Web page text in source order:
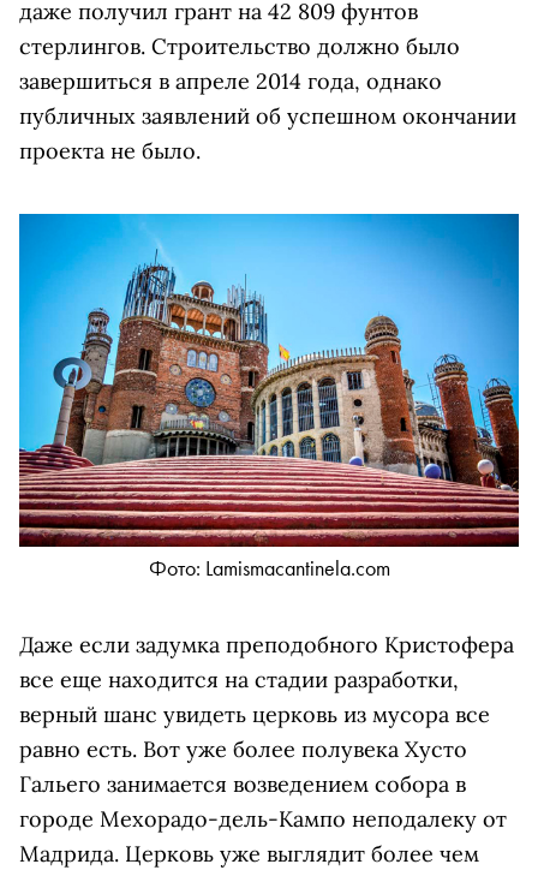
даже получил грант на 42 809 фунтов
стерлингов. Строительство должно было
завершиться в апреле 2014 года, однако
публичных заявлений об успешном окончании
проекта не было.
Фото: Lamismacantinela.com
Даже если задумка преподобного Кристофера
все еще находится на стадии разработки,
верный шанс увидеть церковь из мусора все
равно есть. Вот уже более полувека Хусто
Гальего занимается возведением собора в
городе Мехорадо-дель-Кампо неподалеку от
Мадрида. Церковь уже выглядит более чем